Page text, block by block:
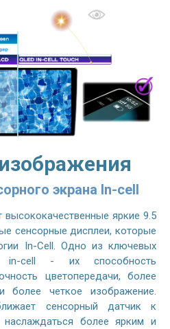
экрана In-cell
высококачественные яркие 9.5
сенсорные дисплеи, которые
In-Cell. Одно из ключевых
in-cell - их способность
цветопередачи, более
четкое изображение.
сенсорный датчик к
более ярким и